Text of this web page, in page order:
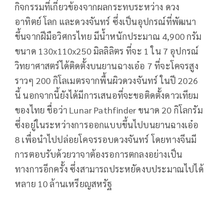
กิจกรรมที่เกี่ยวข้องจากผลกระทบระหว่าง ดวง
อาทิตย์ โลก และดวงจันทร์ ซึ่งเป็นอุปกรณ์ที่พัฒนา
ขึ้นจากฝีมือวิศกรไทย มีน้ำหนักประมาณ 4,900 กรัม
ขนาด 130x110x250 มิลลิลิตร ที่จะ 1 ใน 7 อุปกรณ์
วิทยาศาสตร์ได้ติดตั้งบนยานฉางเอ๋อ 7 ที่จะโคจรสูง
ราวๆ 200 กิโลเมตรจากพื้นผิวดวงจันทร์ ในปี 2026
นี้ นอกจากนี้ยังได้มีการเสนอที่จะขอติดตั้งดาวเทียม
ของไทย ชื่อว่า Lunar Pathfinder ขนาด 20 กิโลกรัม
ซึ่งอยู่ในระหว่างการออกแบบขึ้นไปบนยานฉางเอ๋อ
8 เพื่อนำไปปล่อยโคจรรอบดวงจันทร์ โดยทางจีนมี
การตอบรับด้วยวาจาต้องรอการตกลงอย่างเป็น
ทางการอีกครั้ง ซึ่งสามารถประหยัดงบประมาณไปได้
หลาย 10 ล้านเหรียญสหรัฐ